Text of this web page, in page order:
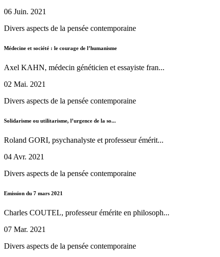
06 Juin. 2021
Divers aspects de la pensée contemporaine
Médecine et société : le courage de l’humanisme
Axel KAHN, médecin généticien et essayiste fran...
02 Mai. 2021
Divers aspects de la pensée contemporaine
Solidarisme ou utilitarisme, l’urgence de la so...
Roland GORI, psychanalyste et professeur émérit...
04 Avr. 2021
Divers aspects de la pensée contemporaine
Emission du 7 mars 2021
Charles COUTEL, professeur émérite en philosoph...
07 Mar. 2021
Divers aspects de la pensée contemporaine